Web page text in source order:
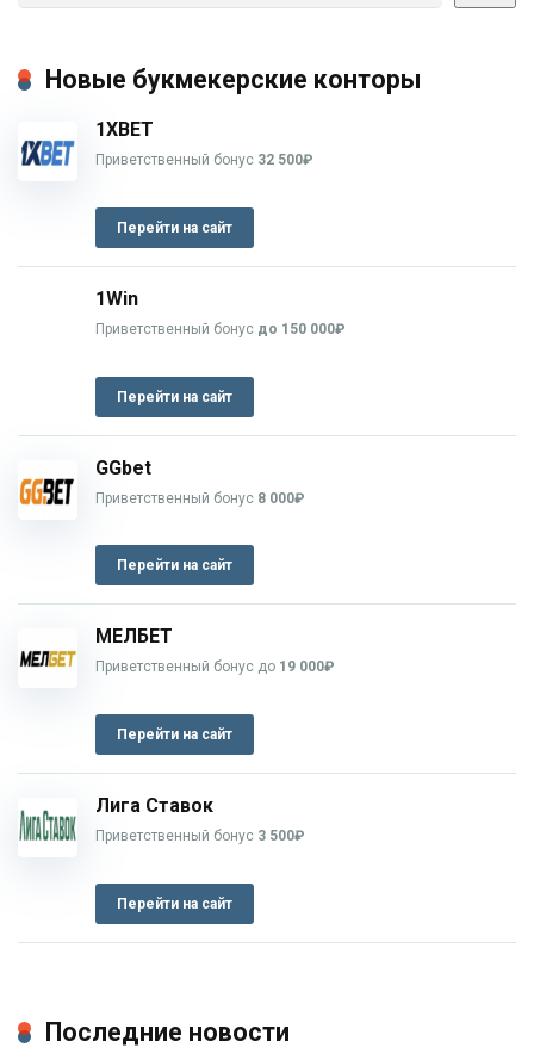
Новые букмекерские конторы
1XBET
Приветственный бонус 32 500₽
Перейти на сайт
1Win
Приветственный бонус до 150 000₽
Перейти на сайт
GGbet
Приветственный бонус 8 000₽
Перейти на сайт
МЕЛБЕТ
Приветственный бонус до 19 000₽
Перейти на сайт
Лига Ставок
Приветственный бонус 3 500₽
Перейти на сайт
Последние новости